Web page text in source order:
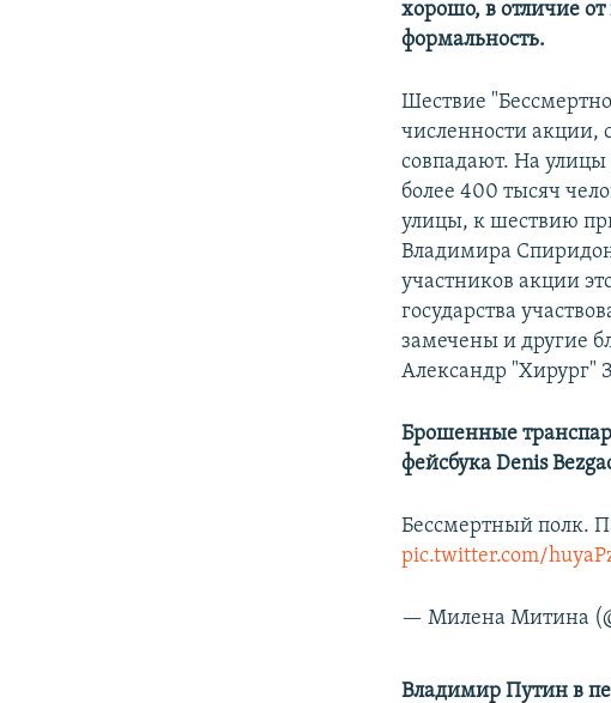
хорошо, в отличие
формальность.
Шествие
численности акции,
совпадают. На
более 400 тысяч
улицы, к шествию
Владимира
участников акции
государства
замечены и другие
Александр "Хирург"
Брошенные
фейсбука Denis
Бессмертный полк.
pic.twitter.com/
— Милена Митина
Владимир Путин в